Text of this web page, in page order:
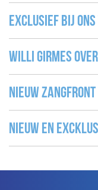
Exclusief bij ons
Willi Girmes
Nieuw Zangfront
Nieuw en